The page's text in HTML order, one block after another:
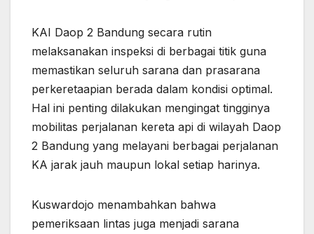
KAI Daop 2 Bandung secara rutin
melaksanakan inspeksi di berbagai titik guna
memastikan seluruh sarana dan prasarana
perkeretaapian berada dalam kondisi optimal.
Hal ini penting dilakukan mengingat tingginya
mobilitas perjalanan kereta api di wilayah Daop
2 Bandung yang melayani berbagai perjalanan
KA jarak jauh maupun lokal setiap harinya.
Kuswardojo menambahkan bahwa
pemeriksaan lintas juga menjadi sarana